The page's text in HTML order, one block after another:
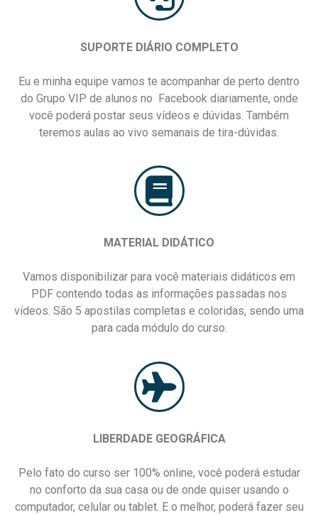
SUPORTE DIÁRIO COMPLETO
Eu e minha equipe vamos te acompanhar de perto dentro
do Grupo VIP de alunos no Facebook diariamente, onde
você poderá postar seus vídeos e dúvidas. Também
teremos aulas ao vivo semanais de tira-dúvidas.
MATERIAL DIDÁTICO
Vamos disponibilizar para você materiais didáticos em
PDF contendo todas as informações passadas nos
vídeos. São 5 apostilas completas e coloridas, sendo uma
para cada módulo do curso.
LIBERDADE GEOGRÁFICA
Pelo fato do curso ser 100% online, você poderá estudar
no conforto da sua casa ou de onde quiser usando o
computador, celular ou tablet. E o melhor, poderá fazer seu